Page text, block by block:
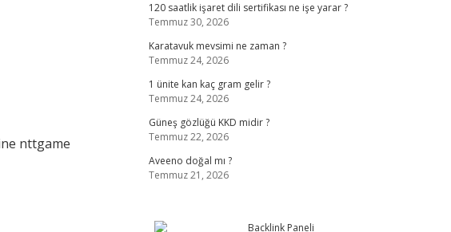
nttgame
120 saatlik işaret dili sertifikası ne işe yarar ?
Temmuz 30, 2026
Karatavuk mevsimi ne zaman ?
Temmuz 24, 2026
1 ünite kan kaç gram gelir ?
Temmuz 24, 2026
Güneş gözlüğü KKD midir ?
Temmuz 22, 2026
Aveeno doğal mı ?
Temmuz 21, 2026